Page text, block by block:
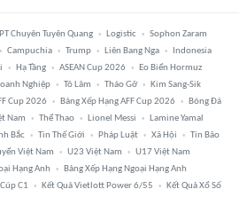
Chuyên Tuyên Quang Logistic
Sophon Zaram
Campuchia Trump Liên Bang Nga
Indonesia
Hạ Tầng ASEAN Cup 2026
Eo Biển Hormuz
Nghiệp Tô Lâm Tháo Gỡ
Kim Sang-Sik
Cup 2026 Bảng Xếp Hạng AFF Cup 2026
Bóng Đá
Nam Thể Thao Lionel Messi
Lamine Yamal
Bắc Tin Thế Giới Pháp Luật Xã Hội
Tin Bão
Việt Nam U23 Việt Nam
U17 Việt Nam
Hạng Anh
Bảng Xếp Hạng Ngoại Hạng Anh
Cúp C1 Kết Quả Vietlott Power 6/55
Kết Quả Xổ Số